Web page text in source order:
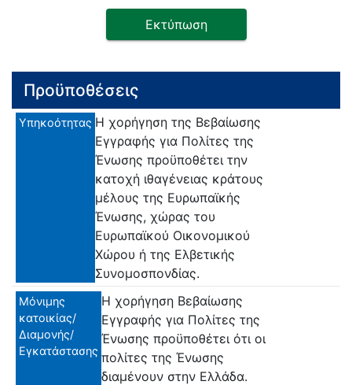
Εκτύπωση
Προϋποθέσεις
Υπηκοότητας H χορήγηση της Βεβαίωσης
Εγγραφής για Πολίτες της
Ένωσης προϋποθέτει την
κατοχή ιθαγένειας κράτους
μέλους της Ευρωπαϊκής
Ένωσης, χώρας του
Ευρωπαϊκού Οικονομικού
Χώρου ή της Ελβετικής
Συνομοσπονδίας.
Μόνιμης
κατοικίας/
Διαμονής/
Εγκατάστασης
Η χορήγηση Βεβαίωσης
Εγγραφής για Πολίτες της
Ένωσης προϋποθέτει ότι οι
πολίτες της Ένωσης
διαμένουν στην Ελλάδα.